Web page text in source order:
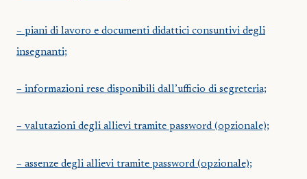
– piani di lavoro e documenti didattici consuntivi degli
insegnanti;
– informazioni rese disponibili dall’ufficio di segreteria;
– valutazioni degli allievi tramite password (opzionale);
– assenze degli allievi tramite password (opzionale);